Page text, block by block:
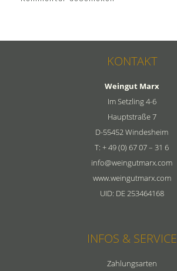
KONTAKT
Weingut Marx
Im Setzling 4-6
Hauptstraße 7
D-55452 Windesheim
T: + 49 (0) 67 07 – 31 6
info@weingutmarx.com
www.weingutmarx.com
UID: DE 253464168
INFOS & SERVICE
Zahlungsarten